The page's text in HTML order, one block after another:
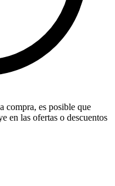
compra, es posible que
en las ofertas o descuentos